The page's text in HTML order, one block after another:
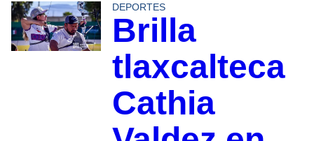
DEPORTES
Brilla
tlaxcalteca
Cathia